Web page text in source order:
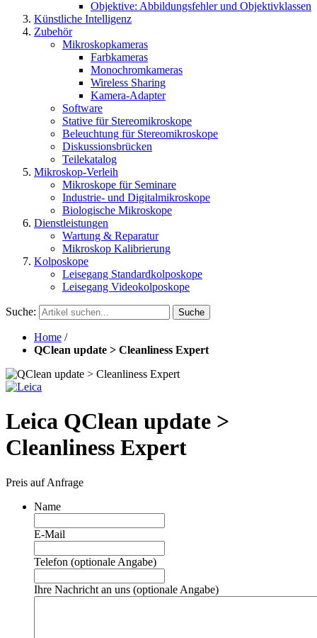
Objektive: Abbildungsfehler und Objektivklassen
Künstliche Intelligenz
Zubehör
Mikroskopkameras
Farbkameras
Monochromkameras
Wireless Sharing
Kamera-Adapter
Software
Stative für Stereomikroskope
Beleuchtung für Stereomikroskope
Diskussionsbrücken
Teilekatalog
Mikroskop-Verleih
Mikroskope für Seminare
Industrie- und Digitalmikroskope
Biologische Mikroskope
Dienstleistungen
Wartung & Reparatur
Mikroskop Kalibrierung
Kolposkope
Leisegang Standardkolposkope
Leisegang Videokolposkope
Suche: Suche
Home /
QClean update > Cleanliness Expert
Leica QClean update >
Cleanliness Expert
Preis auf Anfrage
Name
E-Mail
Telefon (optionale Angabe)
Ihre Nachricht an uns (optionale Angabe)